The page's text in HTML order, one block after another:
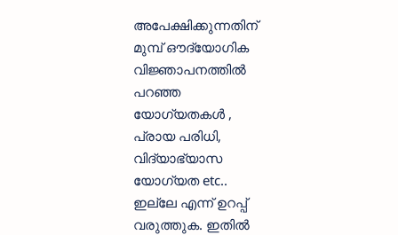
അപേക്ഷിക്കുന്നതിന്
മുമ്പ് ഔദ്യോഗിക
വിജ്ഞാപനത്തില്‍
പറഞ്ഞ
യോഗ്യതകള്‍ ,
പ്രായ പരിധി,
വിദ്യാഭ്യാസ
യോഗ്യത etc..
ഇല്ലേ എന്ന് ഉറപ്പ്
വരുത്തുക. ഇതില്‍